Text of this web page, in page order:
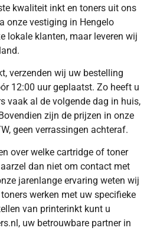
kwaliteit inkt en toners uit ons
onze vestiging in Hengelo
lokale klanten, maar leveren wij
verzenden wij uw bestelling
12:00 uur geplaatst. Zo heeft u
vaak al de volgende dag in huis,
zijn de prijzen in onze
geen verrassingen achteraf.
over welke cartridge of toner
dan niet om contact met
jarenlange ervaring weten wij
werken met uw specifieke
van printerinkt kunt u
uw betrouwbare partner in